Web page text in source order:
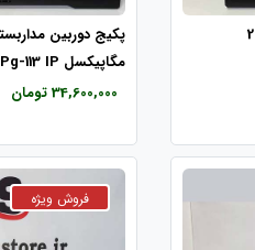
یکیج دوربین مدار بسته 4 عددی 2
مگاپیکسل Pg-113 IP
34,600,000 تومان